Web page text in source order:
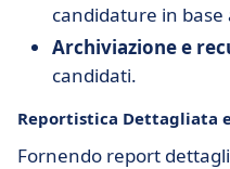
candidature in base
Archiviazione e
candidati.
Reportistica Dettagliata
Fornendo report